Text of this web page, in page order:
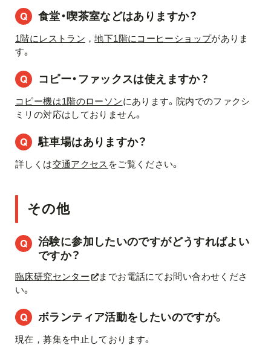
食堂・喫茶室などはありますか？
1階にレストラン ，地下1階にコーヒーショップがありま
す。
コピー・ファックスは使えますか？
コピー機は1階のローソンにあります。院内でのファクシ
ミリの対応はしておりません。
駐車場はありますか？
詳しくは交通アクセス をご覧ください。
その他
治験に参加したいのですがどうすればよい
ですか？
臨床研究センター
までお電話にてお問い合わせくださ
い。
ボランティア活動をしたいのですが。
現在，募集を中止しております。